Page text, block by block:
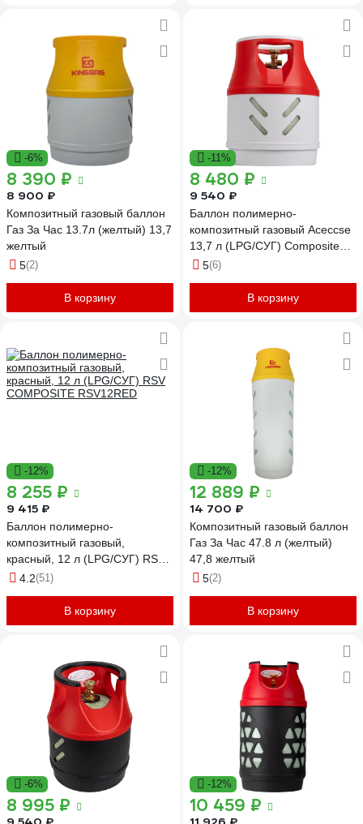
-6%
8 390 ₽
8 900 ₽
Композитный газовый баллон
Газ За Час 13.7л (желтый) 13,7
желтый
5(2)
В корзину
-11%
8 480 ₽
9 540 ₽
Баллон полимерно-
композитный газовый Aceccse
13,7 л (LPG/СУГ) Composite
ACE13.7RW
5(6)
В корзину
-12%
8 255 ₽
9 415 ₽
Баллон полимерно-
композитный газовый,
красный, 12 л (LPG/СУГ) RSV
COMPOSITE RSV12RED
4.2(51)
В корзину
-12%
12 889 ₽
14 700 ₽
Композитный газовый баллон
Газ За Час 47.8 л (желтый)
47,8 желтый
5(2)
В корзину
-6%
8 995 ₽
-12%
10 459 ₽